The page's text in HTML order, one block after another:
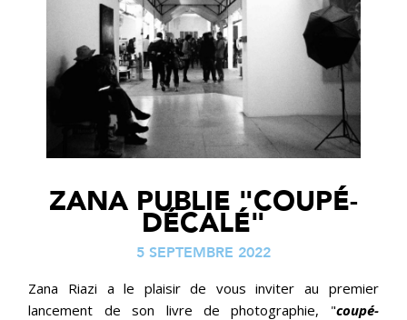
ZANA PUBLIE "COUPÉ-
DÉCALÉ"
5 SEPTEMBRE 2022
Zana Riazi a le plaisir de vous inviter au premier
lancement de son livre de photographie, "coupé-